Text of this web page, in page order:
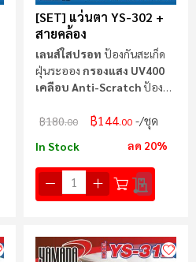
[SET] แว่นตา YS-302 +
สายคล้อง
เลนส์ใสปรอท ป้องกันสะเก็ด
ฝุ่นระออง กรองแสง UV400
เคลือบ Anti-Scratch ป้องกัน
฿180.00 ฿144.00 /ชุด
In Stock ลด 20%